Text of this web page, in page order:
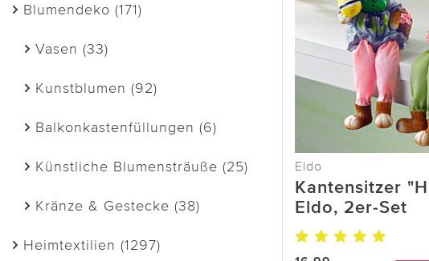
Blumendeko (171)
Vasen (33)
Kunstblumen (92)
Balkonkastenfüllungen (6)
Künstliche Blumensträuße (25)
Kränze & Gestecke (38)
Heimtextilien (1297)
Eldo
Kantensitzer
Eldo, 2er-Set